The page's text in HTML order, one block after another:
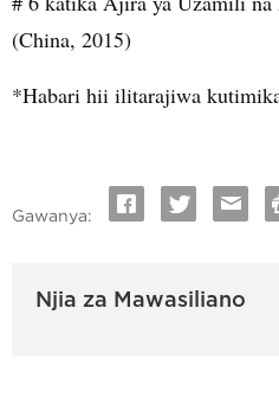
(China, 2015)
*Habari hii ilitarajiwa
Gawanya:
Njia za Mawasiliano